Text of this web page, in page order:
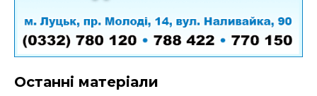
Останні матеріали